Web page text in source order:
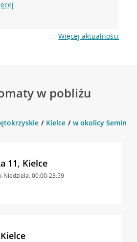
Więcej aktualności
w pobliżu
Kielce w okolicy
11, Kielce
Niedziela: 00:00-23:59